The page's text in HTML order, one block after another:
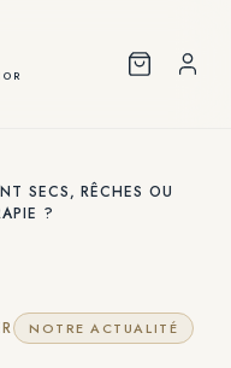
SECS, RÊCHES OU
?
NOTRE ACTUALITÉ